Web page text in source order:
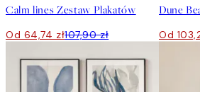
Calm lines Zestaw Plakatów
Od 64,74 zł107,90 zł Od